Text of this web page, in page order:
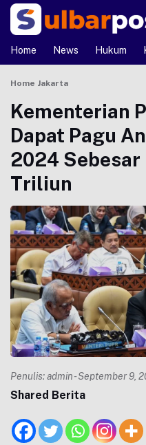
Home News Hukum
Home Jakarta
Kementerian
Dapat Pagu
2024 Sebesar
Triliun
Penulis:admin- September 9,
Shared Berita